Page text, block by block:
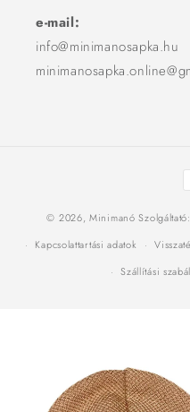
e-mail:
info@minimanosapka.hu
© 2026,Minimanó
Kapcsolattartási adatok
Szállítási